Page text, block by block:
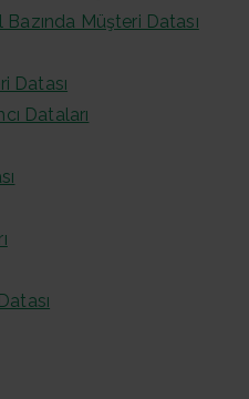
Müşteri Datası
Datası
Dataları